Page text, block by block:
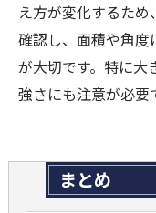
え方が変化するた
確認し、面積や角度
が大切です。特に大
強さにも注意が必要
まとめ